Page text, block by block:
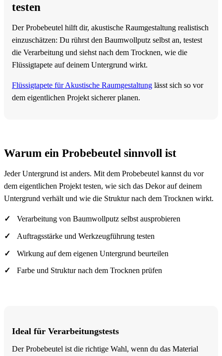
testen
Der Probebeutel hilft dir, akustische Raumgestaltung realistisch
einzuschätzen: Du rührst den Baumwollputz selbst an, testest
die Verarbeitung und siehst nach dem Trocknen, wie die
Flüssigtapete auf deinem Untergrund wirkt.
Flüssigtapete für Akustische Raumgestaltung lässt sich so vor
dem eigentlichen Projekt sicherer planen.
Warum ein Probebeutel sinnvoll ist
Jeder Untergrund ist anders. Mit dem Probebeutel kannst du vor
dem eigentlichen Projekt testen, wie sich das Dekor auf deinem
Untergrund verhält und wie die Struktur nach dem Trocknen wirkt.
Verarbeitung von Baumwollputz selbst ausprobieren
Auftragsstärke und Werkzeugführung testen
Wirkung auf dem eigenen Untergrund beurteilen
Farbe und Struktur nach dem Trocknen prüfen
Ideal für Verarbeitungstests
Der Probebeutel ist die richtige Wahl, wenn du das Material